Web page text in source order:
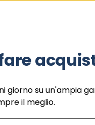
giorno su un'ampia
il meglio.